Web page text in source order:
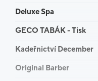
nechte si s
Deluxe Spa
GECO TABÁK - Tisk
Kadeřnictví December
Original Barber